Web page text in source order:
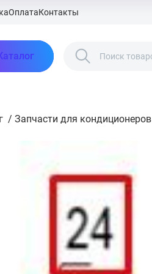
ОплатаКонтакты
/ Запчасти для кондиционеров